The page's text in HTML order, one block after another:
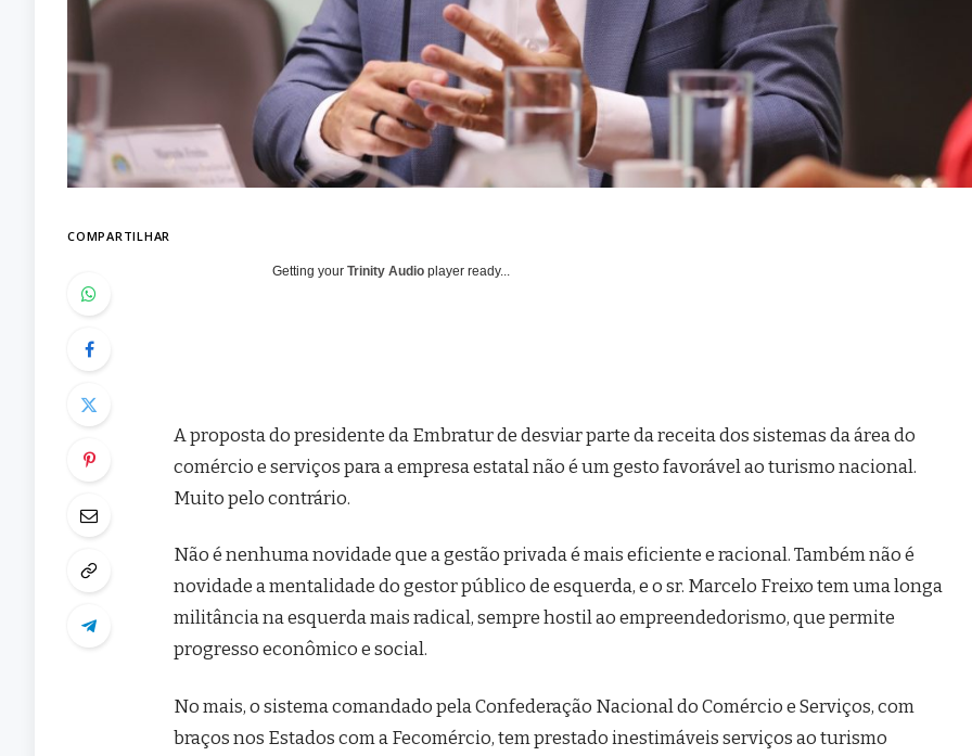
COMPARTILHAR
Getting yourTrinity Audio player ready...
A proposta do presidente da Embratur de desviar parte da receita dos sistemas da área do
comércio e serviços para a empresa estatal não é um gesto favorável ao turismo nacional.
Muito pelo contrário.
Não é nenhuma novidade que a gestão privada é mais eficiente e racional. Também não é
novidade a mentalidade do gestor público de esquerda, e o sr. Marcelo Freixo tem uma longa
militância na esquerda mais radical, sempre hostil ao empreendedorismo, que permite
progresso econômico e social.
No mais, o sistema comandado pela Confederação Nacional do Comércio e Serviços, com
braços nos Estados com a Fecomércio, tem prestado inestimáveis serviços ao turismo